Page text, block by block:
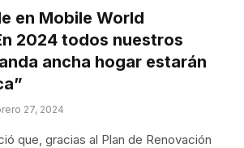
en Mobile World
2024 todos nuestros
ancha hogar estarán
27, 2024
que, gracias al Plan de Renovación